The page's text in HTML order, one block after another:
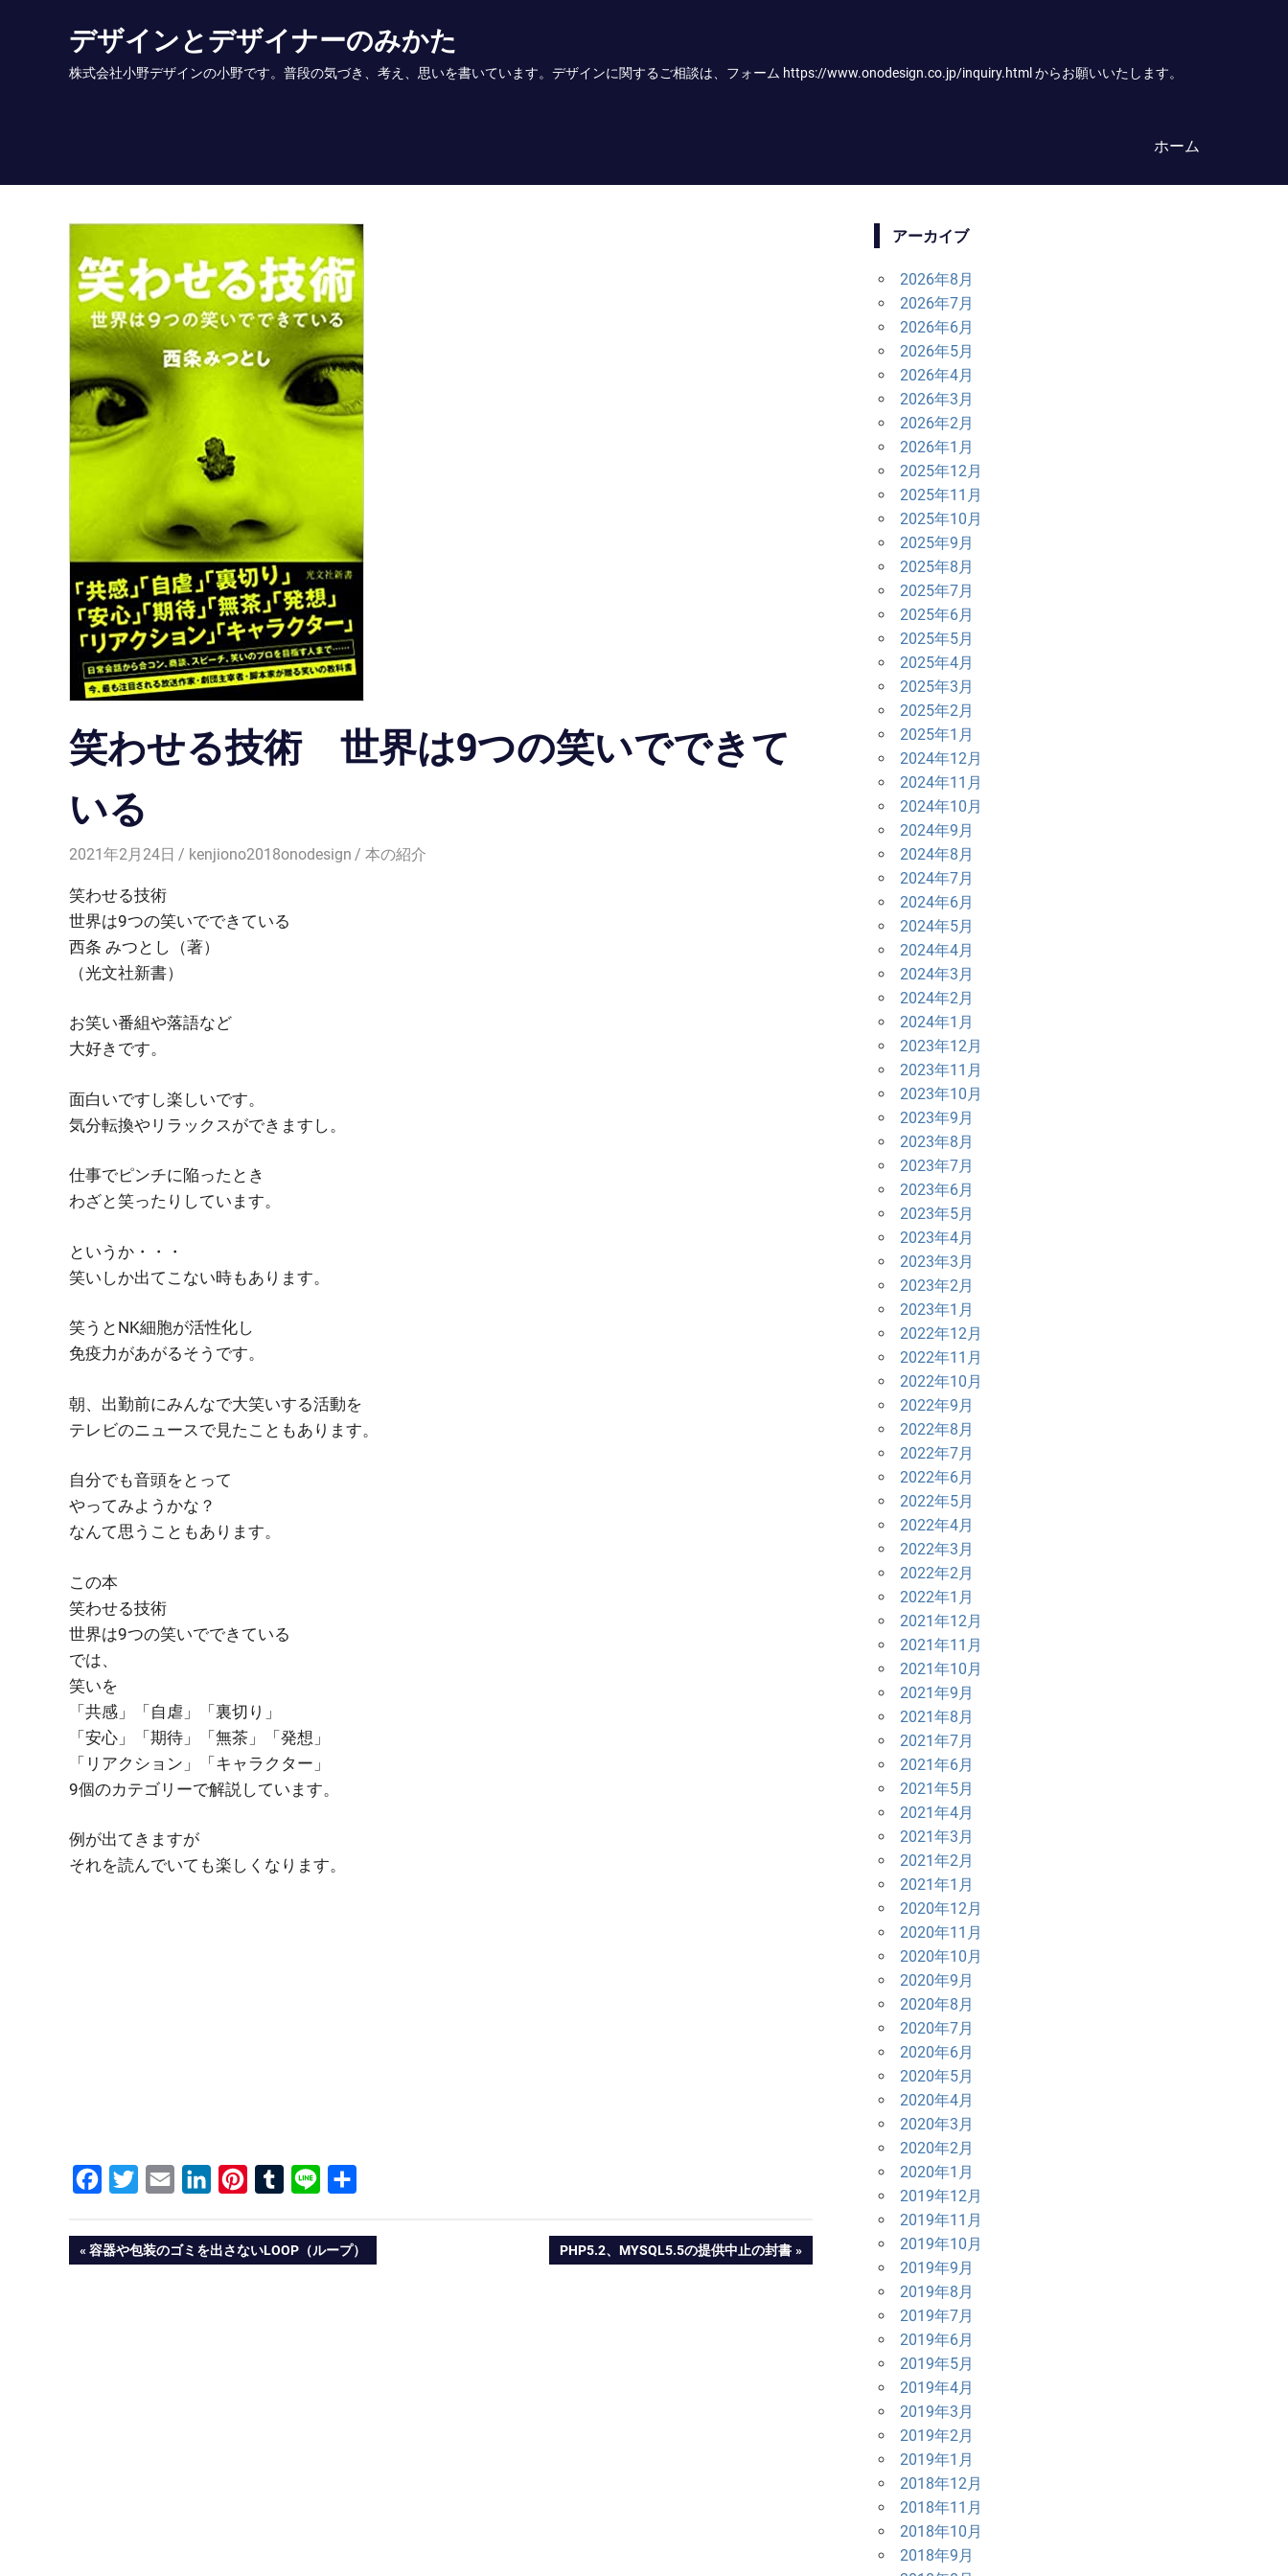
デザインとデザイナーのみかた
株式会社小野デザインの小野です。普段の気づき、考え、思いを書いています。デザインに関するご相談は、フォーム https://www.onodesign.co.jp/inquiry.html からお願いいたします。
ホーム
笑わせる技術 世界は9つの笑いでできて
いる
2021年2月24日 kenjiono2018onodesign 本の紹介
笑わせる技術
世界は9つの笑いでできている
西条 みつとし（著）
（光文社新書）
お笑い番組や落語など
大好きです。
面白いですし楽しいです。
気分転換やリラックスができますし。
仕事でピンチに陥ったとき
わざと笑ったりしています。
というか・・・
笑いしか出てこない時もあります。
笑うとNK細胞が活性化し
免疫力があがるそうです。
朝、出勤前にみんなで大笑いする活動を
テレビのニュースで見たこともあります。
自分でも音頭をとって
やってみようかな？
なんて思うこともあります。
この本
笑わせる技術
世界は9つの笑いでできている
では、
笑いを
「共感」「自虐」「裏切り」
「安心」「期待」「無茶」「発想」
「リアクション」「キャラクター」
9個のカテゴリーで解説しています。
例が出てきますが
それを読んでいても楽しくなります。
Facebook
Twitter Email LinkedInPinterestTumblr Line
投PREVIOUS
容器や包装のゴミを出さないLOOP（ループ）
NEXT
PHP5.2、MYSQL5.5の提供中止の封書
アーカイブ
2026年8月
2026年7月
2026年6月
2026年5月
2026年4月
2026年3月
2026年2月
2026年1月
2025年12月
2025年11月
2025年10月
2025年9月
2025年8月
2025年7月
2025年6月
2025年5月
2025年4月
2025年3月
2025年2月
2025年1月
2024年12月
2024年11月
2024年10月
2024年9月
2024年8月
2024年7月
2024年6月
2024年5月
2024年4月
2024年3月
2024年2月
2024年1月
2023年12月
2023年11月
2023年10月
2023年9月
2023年8月
2023年7月
2023年6月
2023年5月
2023年4月
2023年3月
2023年2月
2023年1月
2022年12月
2022年11月
2022年10月
2022年9月
2022年8月
2022年7月
2022年6月
2022年5月
2022年4月
2022年3月
2022年2月
2022年1月
2021年12月
2021年11月
2021年10月
2021年9月
2021年8月
2021年7月
2021年6月
2021年5月
2021年4月
2021年3月
2021年2月
2021年1月
2020年12月
2020年11月
2020年10月
2020年9月
2020年8月
2020年7月
2020年6月
2020年5月
2020年4月
2020年3月
2020年2月
2020年1月
2019年12月
2019年11月
2019年10月
2019年9月
2019年8月
2019年7月
2019年6月
2019年5月
2019年4月
2019年3月
2019年2月
2019年1月
2018年12月
2018年11月
2018年10月
2018年9月